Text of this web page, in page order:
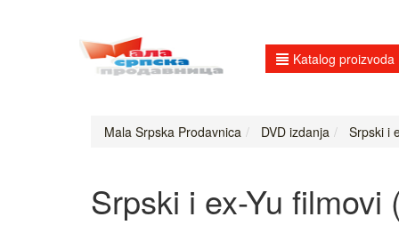
Katalog proizvoda
Mala Srpska Prodavnica DVD izdanja Srpski i
Srpski i ex-Yu filmovi